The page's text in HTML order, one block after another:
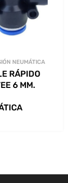
NEUMÁTICA
RÁPIDO
6 MM.